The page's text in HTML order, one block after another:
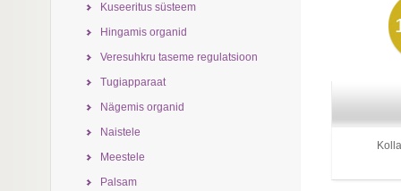
Kuseeritus süsteem
Hingamis organid
Veresuhkru taseme regulatsioon
Tugiapparaat
Nägemis organid
Naistele
Meestele
Palsam